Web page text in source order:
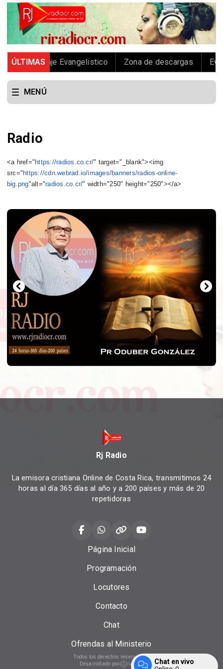
ÚLTIMASViaje Evangelistico Zona de descargas
MENÚ
Radio
<a href=" https://radios.co.cr/" target="_blank"><img
src=" https://cdn.webrad.io/images/banners/radios-online-
big.png"alt="radios.co.cr/" width="250" height="250"></a>
Rj Radio
La emisora cristiana Online de Costa Rica, transmitimos 24
horas al día 365 días al año y a 200 países y más de 20
repetidoras
Página Inicial
Programación
Locutores
Contacto
Chat
Ofrendas al Ministerio
Todos los derechos reservados.
Desarrollado por
Chat en vivo